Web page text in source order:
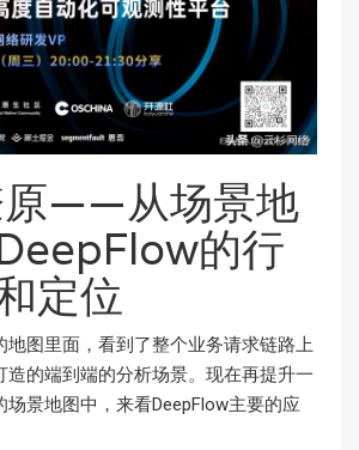
——从场景地
的行
定位
地图里面，看到了整个业务请求链路上
造的端到端的分析场景。现在再提升一
场景地图中，来看DeepFlow主要的应